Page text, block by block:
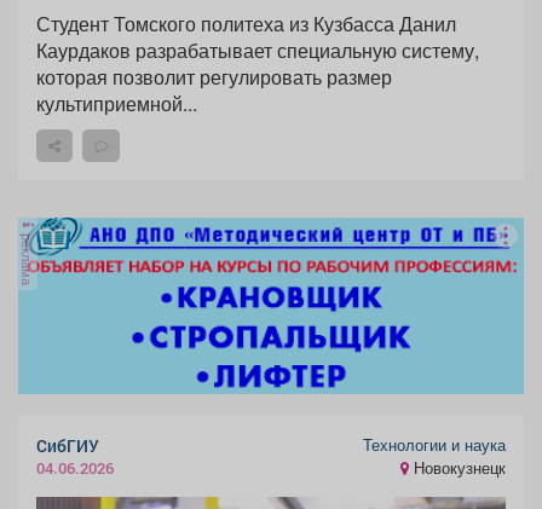
Студент Томского политеха из Кузбасса Данил
Каурдаков разрабатывает специальную систему,
которая позволит регулировать размер
культиприемной...
реклама
СибГИУ
04.06.2026
Технологии и наука
Новокузнецк